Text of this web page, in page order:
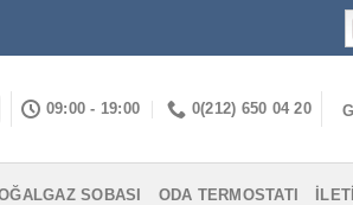
09:00 - 19:00 0(212) 650 04 20
SOBASI ODA TERMOSTATI